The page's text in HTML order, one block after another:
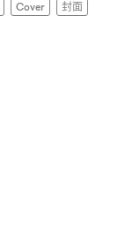
Cover 封面